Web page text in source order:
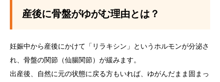
産後に骨盤がゆがむ理由とは？
妊娠中から産後にかけて「リラキシン」というホルモンが分泌さ
れ、骨盤の関節（仙腸関節）が緩みます。
出産後、自然に元の状態に戻る方もいれば、ゆがんだまま固まっ